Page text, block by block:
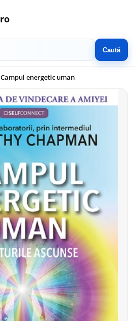
Caută
Campul energetic uman